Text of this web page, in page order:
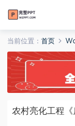
当前位置： 首页
农村亮化工程《